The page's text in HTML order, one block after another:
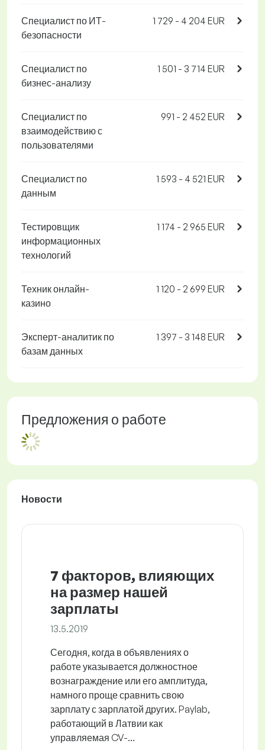
Специалист по ИТ-
безопасности
1 729 - 4 204 EUR
Специалист по
бизнес-анализу
1 501 - 3 714 EUR
Специалист по
взаимодействию с
пользователями
991 - 2 452 EUR
Специалист по
данным
1 593 - 4 521 EUR
Тестировщик
информационных
технологий
1 174 - 2 965 EUR
Техник онлайн-
казино
1 120 - 2 699 EUR
Эксперт-аналитик по
базам данных
1 397 - 3 148 EUR
Предложения о работе
Новости
7 факторов, влияющих
на размер нашей
зарплаты
13.5.2019
Сегодня, когда в объявлениях о
работе указывается должностное
вознаграждение или его амплитуда,
намного проще сравнить свою
зарплату с зарплатой других. Paylab,
работающий в Латвии как
управляемая CV-...